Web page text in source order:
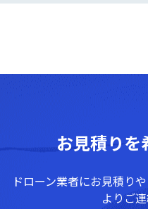
お見積りを
ドローン業者にお見積り
よりご